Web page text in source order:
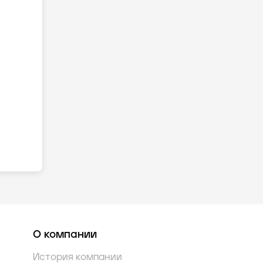
О компании
История компании